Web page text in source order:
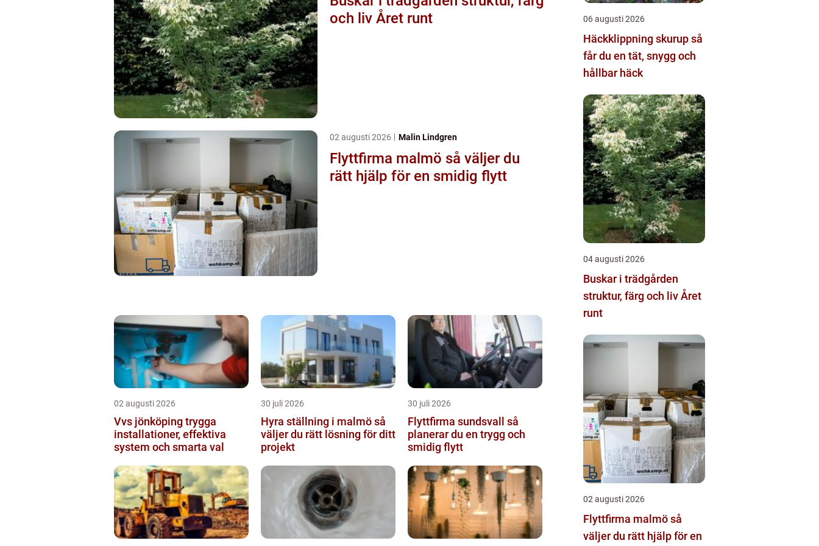
och liv Året runt
02 augusti 2026 Malin Lindgren
Flyttfirma malmö så väljer du
rätt hjälp för en smidig flytt
02 augusti 2026
Vvs jönköping trygga
installationer, effektiva
system och smarta val
30 juli 2026
Hyra ställning i malmö så
väljer du rätt lösning för ditt
projekt
30 juli 2026
Flyttfirma sundsvall så
planerar du en trygg och
smidig flytt
06 augusti 2026
Häckklippning skurup så
får du en tät, snygg och
hållbar häck
04 augusti 2026
Buskar i trädgården
struktur, färg och liv Året
runt
02 augusti 2026
Flyttfirma malmö så
väljer du rätt hjälp för en